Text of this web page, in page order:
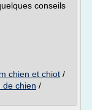
conseils
chien et chiot /
de chien /